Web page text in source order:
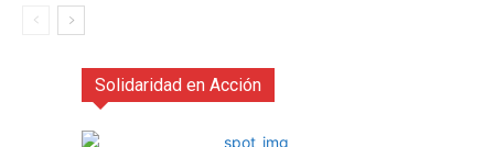
Solidaridad en Acción